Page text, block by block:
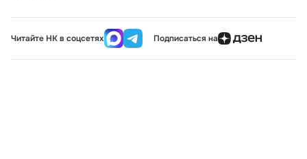
Читайте НК в соцсетях Подписаться на